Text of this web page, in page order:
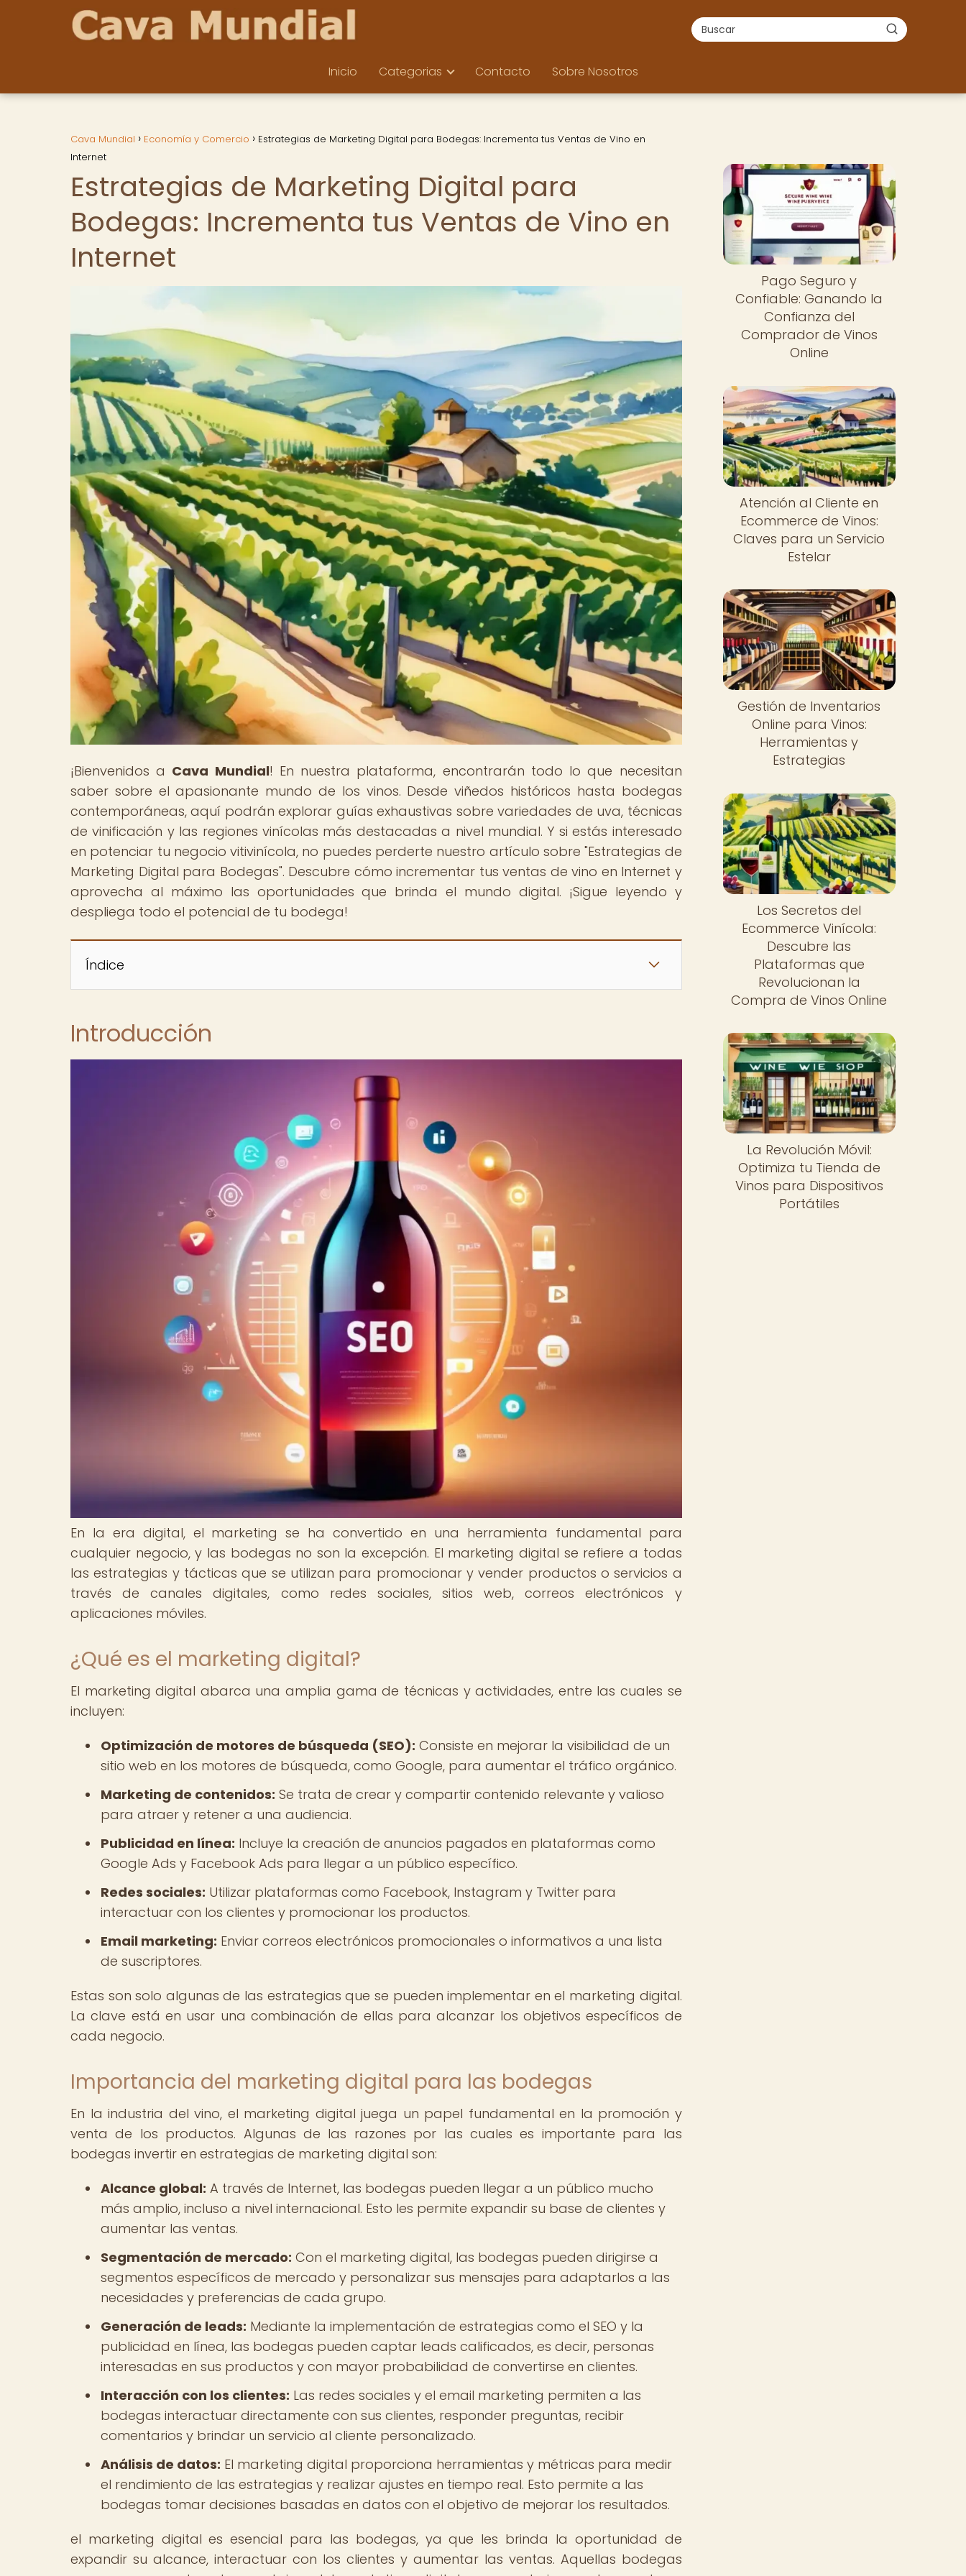
Inicio Categorias Contacto Sobre Nosotros
Cava Mundial Economía y Comercio
Estrategias de Marketing Digital para Bodegas: Incrementa tus Ventas de Vino en
Internet
Estrategias de Marketing Digital para
Bodegas: Incrementa tus Ventas de Vino en
Internet
¡Bienvenidos a Cava Mundial! En nuestra plataforma, encontrarán todo lo que necesitan
saber sobre el apasionante mundo de los vinos. Desde viñedos históricos hasta bodegas
contemporáneas, aquí podrán explorar guías exhaustivas sobre variedades de uva, técnicas
de vinificación y las regiones vinícolas más destacadas a nivel mundial. Y si estás interesado
en potenciar tu negocio vitivinícola, no puedes perderte nuestro artículo sobre "Estrategias de
Marketing Digital para Bodegas". Descubre cómo incrementar tus ventas de vino en Internet y
aprovecha al máximo las oportunidades que brinda el mundo digital. ¡Sigue leyendo y
despliega todo el potencial de tu bodega!
Índice
Introducción
En la era digital, el marketing se ha convertido en una herramienta fundamental para
cualquier negocio, y las bodegas no son la excepción. El marketing digital se refiere a todas
las estrategias y tácticas que se utilizan para promocionar y vender productos o servicios a
través de canales digitales, como redes sociales, sitios web, correos electrónicos y
aplicaciones móviles.
¿Qué es el marketing digital?
El marketing digital abarca una amplia gama de técnicas y actividades, entre las cuales se
incluyen:
Optimización de motores de búsqueda (SEO): Consiste en mejorar la visibilidad de un
sitio web en los motores de búsqueda, como Google, para aumentar el tráfico orgánico.
Marketing de contenidos: Se trata de crear y compartir contenido relevante y valioso
para atraer y retener a una audiencia.
Publicidad en línea: Incluye la creación de anuncios pagados en plataformas como
Google Ads y Facebook Ads para llegar a un público específico.
Redes sociales: Utilizar plataformas como Facebook, Instagram y Twitter para
interactuar con los clientes y promocionar los productos.
Email marketing: Enviar correos electrónicos promocionales o informativos a una lista
de suscriptores.
Estas son solo algunas de las estrategias que se pueden implementar en el marketing digital.
La clave está en usar una combinación de ellas para alcanzar los objetivos específicos de
cada negocio.
Importancia del marketing digital para las bodegas
En la industria del vino, el marketing digital juega un papel fundamental en la promoción y
venta de los productos. Algunas de las razones por las cuales es importante para las
bodegas invertir en estrategias de marketing digital son:
Alcance global: A través de Internet, las bodegas pueden llegar a un público mucho
más amplio, incluso a nivel internacional. Esto les permite expandir su base de clientes y
aumentar las ventas.
Segmentación de mercado: Con el marketing digital, las bodegas pueden dirigirse a
segmentos específicos de mercado y personalizar sus mensajes para adaptarlos a las
necesidades y preferencias de cada grupo.
Generación de leads: Mediante la implementación de estrategias como el SEO y la
publicidad en línea, las bodegas pueden captar leads calificados, es decir, personas
interesadas en sus productos y con mayor probabilidad de convertirse en clientes.
Interacción con los clientes: Las redes sociales y el email marketing permiten a las
bodegas interactuar directamente con sus clientes, responder preguntas, recibir
comentarios y brindar un servicio al cliente personalizado.
Análisis de datos: El marketing digital proporciona herramientas y métricas para medir
el rendimiento de las estrategias y realizar ajustes en tiempo real. Esto permite a las
bodegas tomar decisiones basadas en datos con el objetivo de mejorar los resultados.
el marketing digital es esencial para las bodegas, ya que les brinda la oportunidad de
expandir su alcance, interactuar con los clientes y aumentar las ventas. Aquellas bodegas
Pago Seguro y
Confiable: Ganando la
Confianza del
Comprador de Vinos
Online
Atención al Cliente en
Ecommerce de Vinos:
Claves para un Servicio
Estelar
Gestión de Inventarios
Online para Vinos:
Herramientas y
Estrategias
Los Secretos del
Ecommerce Vinícola:
Descubre las
Plataformas que
Revolucionan la
Compra de Vinos Online
La Revolución Móvil:
Optimiza tu Tienda de
Vinos para Dispositivos
Portátiles